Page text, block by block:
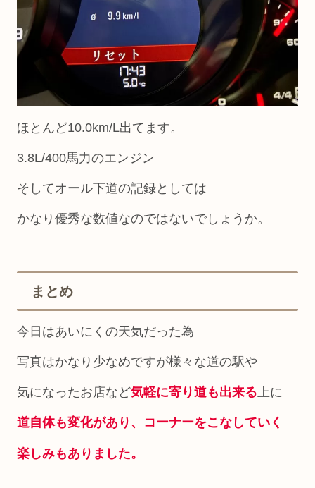
ほとんど10.0km/L出てます。
3.8L/400馬力のエンジン
そしてオール下道の記録としては
かなり優秀な数値なのではないでしょうか。
まとめ
今日はあいにくの天気だった為
写真はかなり少なめですが様々な道の駅や
気になったお店など気軽に寄り道も出来る上に
道自体も変化があり、コーナーをこなしていく
楽しみもありました。